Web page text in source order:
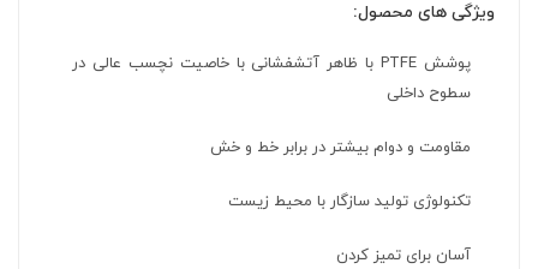
ویژگی های محصول:
پوشش PTFE با ظاهر آتشفشانی با خاصیت نچسب عالی در
سطوح داخلی
مقاومت و دوام بیشتر در برابر خط و خش
تکنولوژی تولید سازگار با محیط زیست
آسان برای تمیز کردن